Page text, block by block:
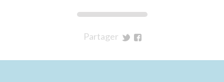
Partager
Twitter
Facebook